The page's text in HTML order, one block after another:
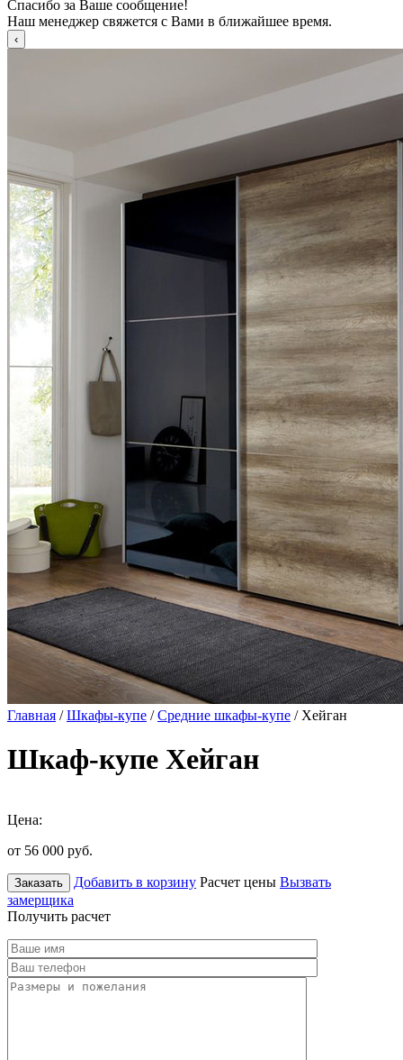
Спасибо за Ваше сообщение!
Наш менеджер свяжется с Вами в ближайшее время.
Главная /Шкафы-купе /Средние шкафы-купе / Хейган
Шкаф-купе Хейган
Цена:
от 56 000 руб.
Заказать Добавить в корзину Расчет цены Вызвать
замерщика
Получить расчет